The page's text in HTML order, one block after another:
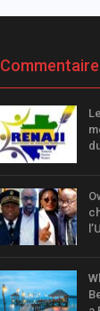
Commentaire